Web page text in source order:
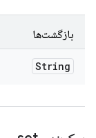
بازگشت‌ها
String